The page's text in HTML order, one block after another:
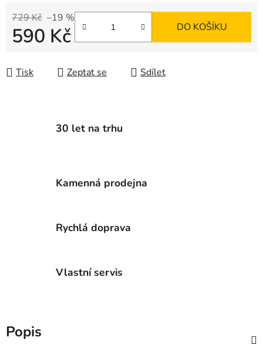
729 Kč –19 %
590 Kč DO KOŠÍKU
Tisk Zeptat se Sdílet
30 let na trhu
Kamenná prodejna
Rychlá doprava
Vlastní servis
Popis